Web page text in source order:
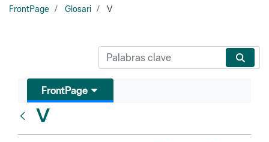
FrontPage Glosari V
FrontPage
V